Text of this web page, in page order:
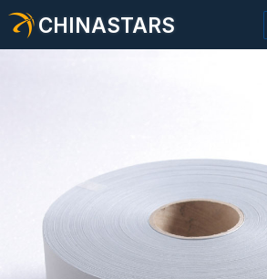
CHINASTARS
Tecido reflexivo da moda
Roupas de segurança
Material que brilha no escuro